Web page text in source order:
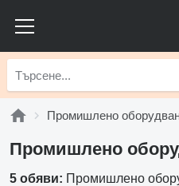
Промишлено
Промишлено
5 обяви: Промишлено